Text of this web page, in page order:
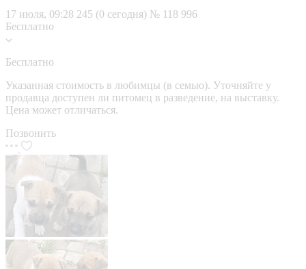
17 июля, 09:28 245 (0 сегодня) № 118 996
Бесплатно
Бесплатно
Указанная стоимость в любимцы (в семью). Уточняйте у
продавца доступен ли питомец в разведение, на выставку.
Цена может отличаться.
Позвонить